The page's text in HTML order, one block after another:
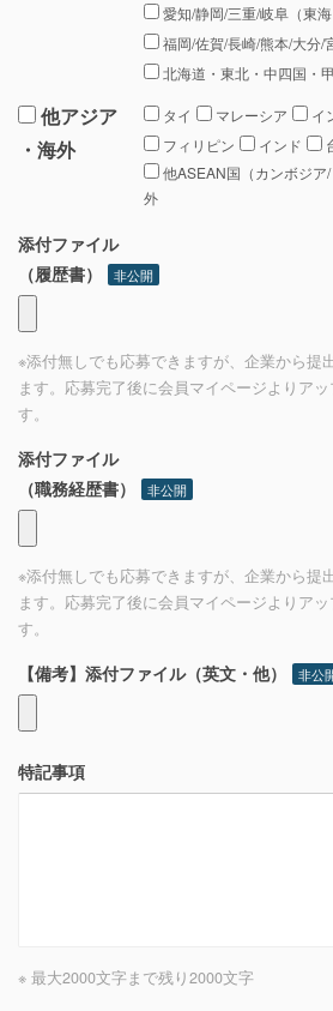
愛知/静岡/三重/岐阜（東海
福岡/佐賀/長崎/熊本/大分/
北海道・東北・中四国・
他アジア
・海外
タイ マレーシア イ
フィリピン
インド
他ASEAN国（カンボジ
外
添付ファイル
（履歴書）
非公開
※添付無しでも応募できますが、企業から提
ます。応募完了後に会員マイページよりア
す。
添付ファイル
（職務経歴書）
非公開
※添付無しでも応募できますが、企業から提
ます。応募完了後に会員マイページよりア
す。
【備考】添付ファイル（英文・他） 非公
特記事項
※ 最大2000文字まで残り2000文字